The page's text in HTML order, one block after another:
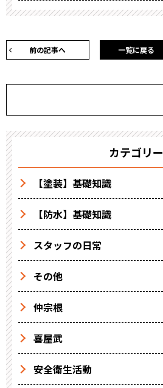
前の記事へ 一覧に戻る
カテゴリー
【塗装】基礎知識
【防水】基礎知識
スタッフの日常
その他
仲宗根
喜屋武
安全衛生活動